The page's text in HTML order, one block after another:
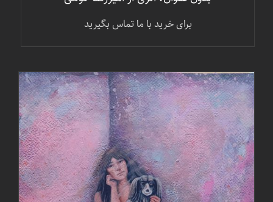
برای خرید با ما تماس بگیرید